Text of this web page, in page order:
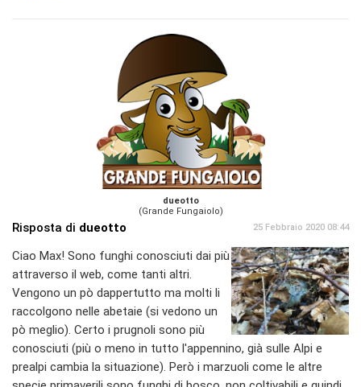
dueotto
(Grande Fungaiolo)
Risposta di dueotto 25 Febbraio 2020 08:44
Ciao Max! Sono funghi conosciuti dai più
attraverso il web, come tanti altri.
Vengono un pò dappertutto ma molti li
raccolgono nelle abetaie (si vedono un
pò meglio). Certo i prugnoli sono più
conosciuti (più o meno in tutto l'appennino, già sulle Alpi e
prealpi cambia la situazione). Però i marzuoli come le altre